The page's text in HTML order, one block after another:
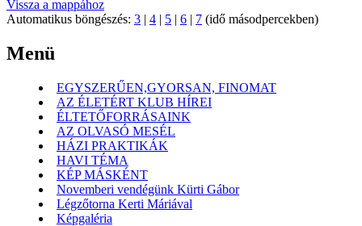
Vissza a mappához
Automatikus böngészés: 3 | 4 | 5 | 6 | 7 (idő másodpercekben)
Menü
EGYSZERŰEN,GYORSAN, FINOMAT
AZ ÉLETÉRT KLUB HÍREI
ÉLTETŐFORRÁSAINK
AZ OLVASÓ MESÉL
HÁZI PRAKTIKÁK
HAVI TÉMA
KÉP MÁSKÉNT
Novemberi vendégünk Kürti Gábor
Légzőtorna Kerti Máriával
Képgaléria